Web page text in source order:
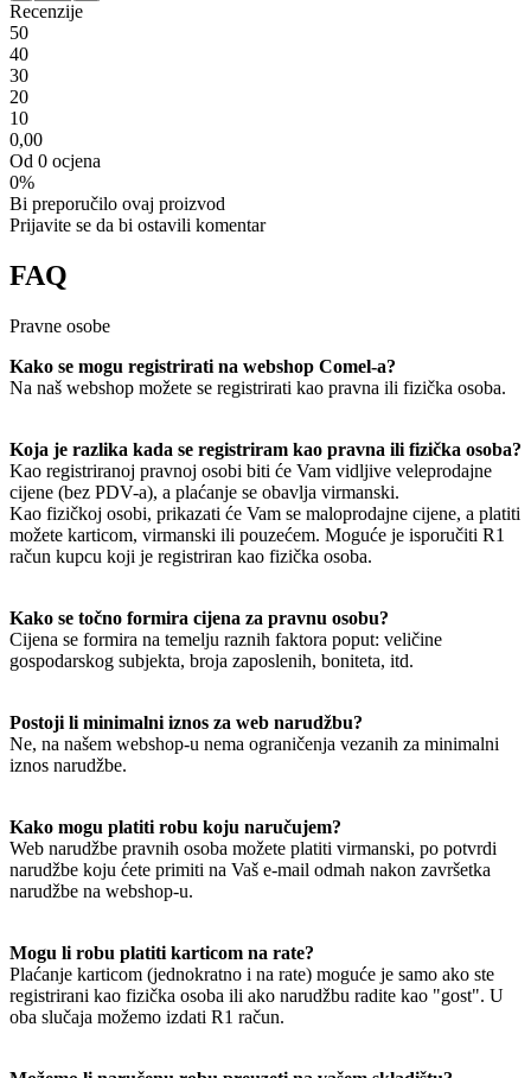
Recenzije
50
40
30
20
10
0,00
Od 0 ocjena
0%
Bi preporučilo ovaj proizvod
Prijavite se da bi ostavili komentar
FAQ
Pravne osobe
Kako se mogu registrirati na webshop Comel-a?
Na naš webshop možete se registrirati kao pravna ili fizička osoba.
Koja je razlika kada se registriram kao pravna ili fizička osoba?
Kao registriranoj pravnoj osobi biti će Vam vidljive veleprodajne
cijene (bez PDV-a), a plaćanje se obavlja virmanski.
Kao fizičkoj osobi, prikazati će Vam se maloprodajne cijene, a platiti
možete karticom, virmanski ili pouzećem. Moguće je isporučiti R1
račun kupcu koji je registriran kao fizička osoba.
Kako se točno formira cijena za pravnu osobu?
Cijena se formira na temelju raznih faktora poput: veličine
gospodarskog subjekta, broja zaposlenih, boniteta, itd.
Postoji li minimalni iznos za web narudžbu?
Ne, na našem webshop-u nema ograničenja vezanih za minimalni
iznos narudžbe.
Kako mogu platiti robu koju naručujem?
Web narudžbe pravnih osoba možete platiti virmanski, po potvrdi
narudžbe koju ćete primiti na Vaš e-mail odmah nakon završetka
narudžbe na webshop-u.
Mogu li robu platiti karticom na rate?
Plaćanje karticom (jednokratno i na rate) moguće je samo ako ste
registrirani kao fizička osoba ili ako narudžbu radite kao "gost". U
oba slučaja možemo izdati R1 račun.